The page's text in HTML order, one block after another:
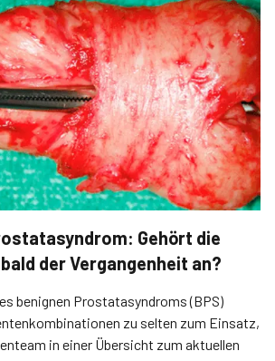
Gehört die
der Vergangenheit an?
benignen Prostatasyndroms (BPS)
zu selten zum Einsatz,
in einer Übersicht zum aktuellen